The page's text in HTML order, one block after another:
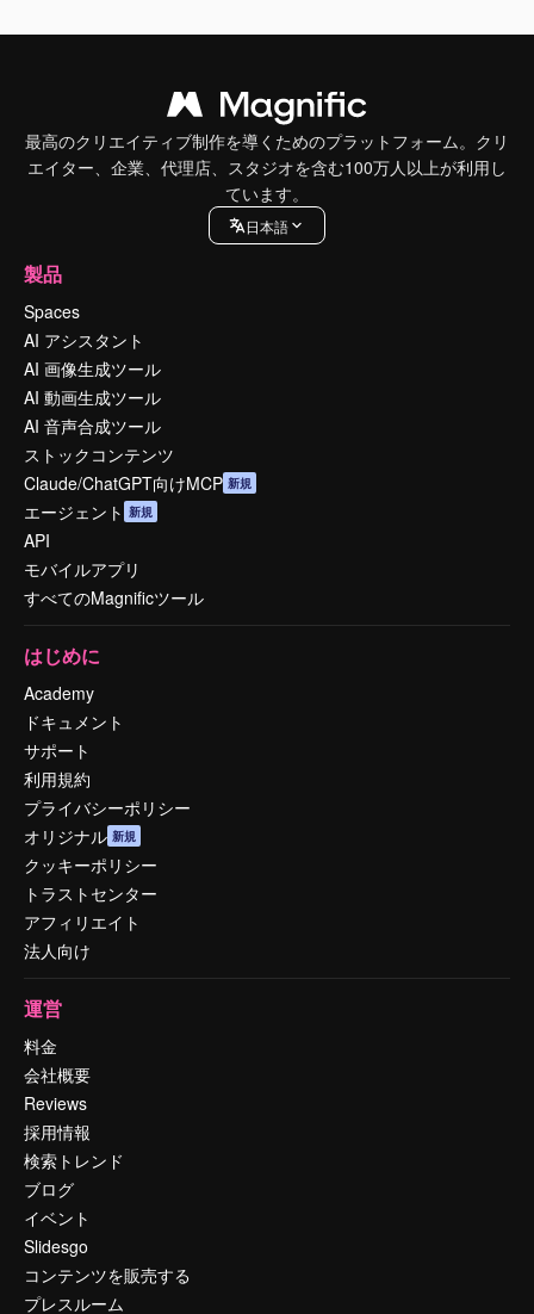
最高のクリエイティブ制作を導くためのプラットフォーム。クリ
エイター、企業、代理店、スタジオを含む100万人以上が利用し
ています。
日本語
製品
Spaces
AI アシスタント
AI 画像生成ツール
AI 動画生成ツール
AI 音声合成ツール
ストックコンテンツ
Claude/ChatGPT向けMCP 新規
エージェント 新規
API
モバイルアプリ
すべてのMagnificツール
はじめに
Academy
ドキュメント
サポート
利用規約
プライバシーポリシー
オリジナル 新規
クッキーポリシー
トラストセンター
アフィリエイト
法人向け
運営
料金
会社概要
Reviews
採用情報
検索トレンド
ブログ
イベント
Slidesgo
コンテンツを販売する
プレスルーム